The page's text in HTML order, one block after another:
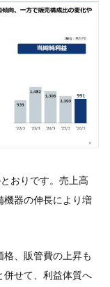
おりです。売上高
機器の伸長により増
、販管費の上昇も
併せて、利益体質へ